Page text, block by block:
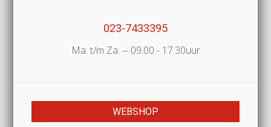
023-7433395
Ma. t/m Za. -- 09.00 - 17.30uur
WEBSHOP